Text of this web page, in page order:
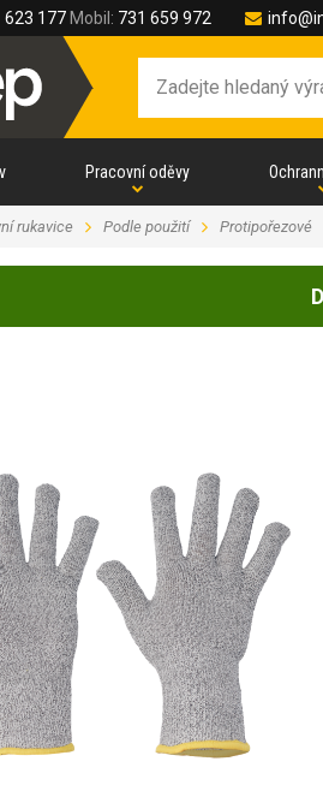
623 177 Mobil: 731 659 972
Pracovní oděvy
rukavice Podle použití Protipořezové